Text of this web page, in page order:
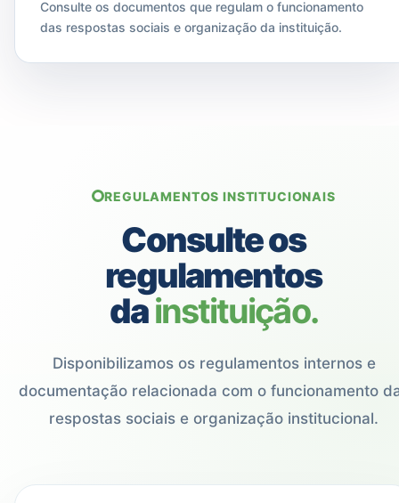
Consulte os documentos que regulam o funcionamento
das respostas sociais e organização da instituição.
REGULAMENTOS INSTITUCIONAIS
Consulte os
regulamentos
dainstituição.
Disponibilizamos os regulamentos internos e
documentação relacionada com o funcionamento
respostas sociais e organização institucional.